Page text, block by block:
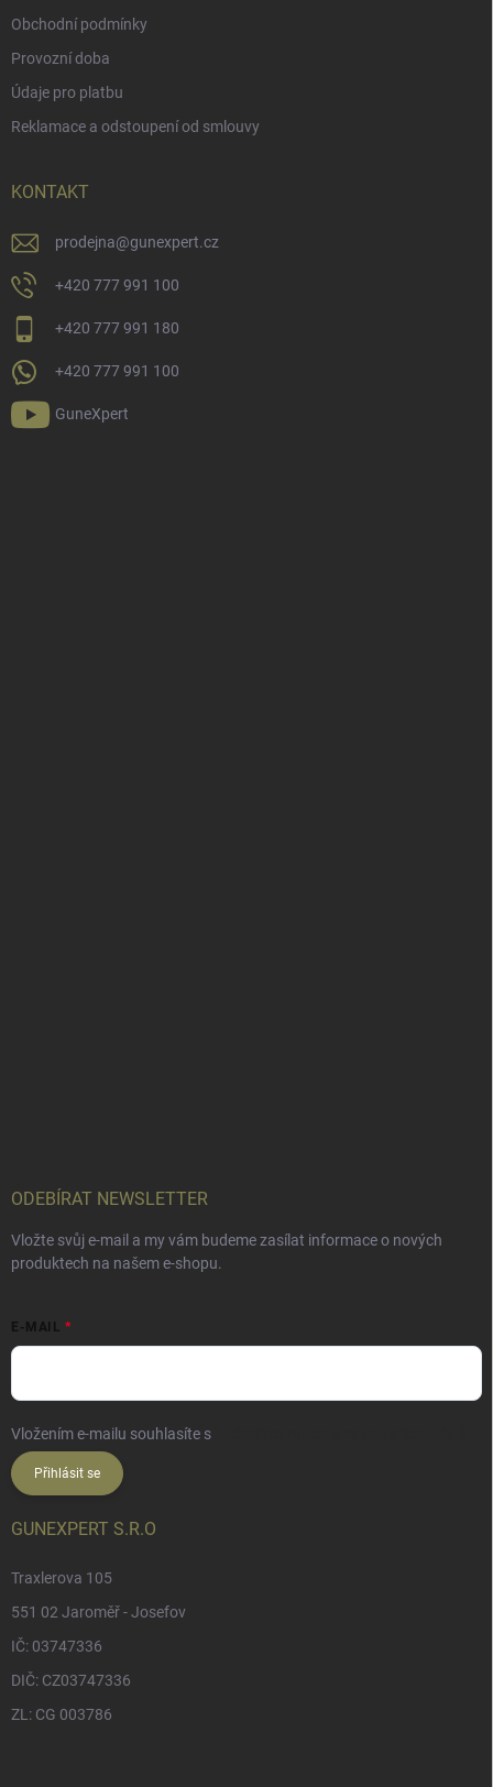
Obchodní podmínky
Provozní doba
Údaje pro platbu
Reklamace a odstoupení od smlouvy
KONTAKT
prodejna@gunexpert.cz
+420 777 991 100
+420 777 991 180
+420 777 991 100
GuneXpert
ODEBÍRAT NEWSLETTER
Vložte svůj e-mail a my vám budeme zasílat informace o nových
produktech na našem e-shopu.
E-MAIL
Vložením e-mailu souhlasíte s
Přihlásit se
GUNEXPERT S.R.O
Traxlerova 105
551 02 Jaroměř - Josefov
IČ: 03747336
DIČ: CZ03747336
ZL: CG 003786